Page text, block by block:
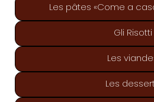
Les pâtes «Come a
Gli Risotti
Les
Les